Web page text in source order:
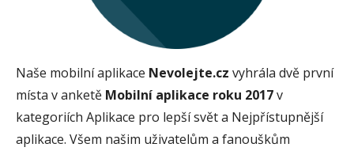
Naše mobilní aplikace Nevolejte.cz vyhrála dvě první
místa v anketě Mobilní aplikace roku 2017v
kategoriích Aplikace pro lepší svět a Nejpřístupnější
aplikace. Všem našim uživatelům a fanouškům